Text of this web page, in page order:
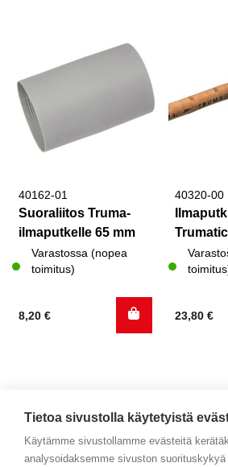
40162-01
Suoraliitos Truma-
ilmaputkelle 65 mm
Varastossa (nopea
toimitus)
8,20 €
40320-00
23,80 €
Tietoa sivustolla käytetyistä
Käytämme sivustollamme evästeitä
analysoidaksemme sivuston